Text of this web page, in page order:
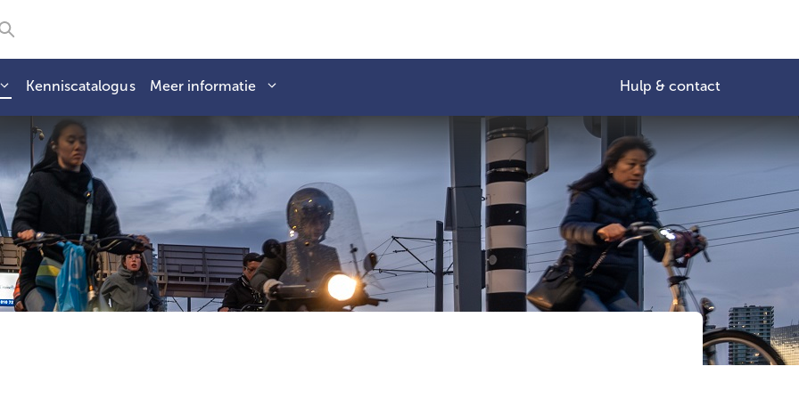
Kenniscatalogus Meer informatie Hulp & contact